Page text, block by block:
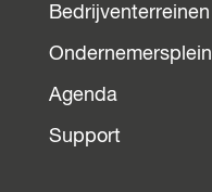
Bedrijventerreinen
Ondernemersplein
Agenda
Support